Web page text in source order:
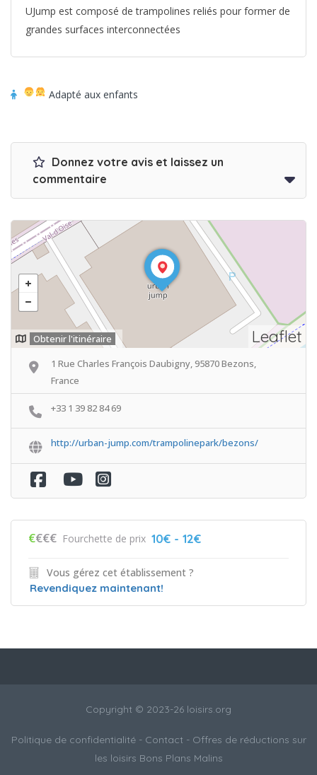
UJump est composé de trampolines reliés pour former de
grandes surfaces interconnectées
Adapté aux enfants
Donnez votre avis et laissez un
commentaire
Leaflet
Obtenir l'itinéraire
1 Rue Charles François Daubigny, 95870 Bezons,
France
+33 1 39 82 84 69
http://urban-jump.com/trampolinepark/bezons/
€€€€ Fourchette de prix 10€ - 12€
Vous gérez cet établissement ?
Revendiquez maintenant!
Copyright © 2023-26 loisirs.org
Politique de confidentialité- Contact - Offres de réductions sur
les loisirs Bons Plans Malins